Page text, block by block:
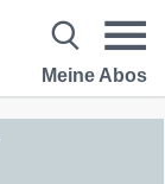
Meine Abos